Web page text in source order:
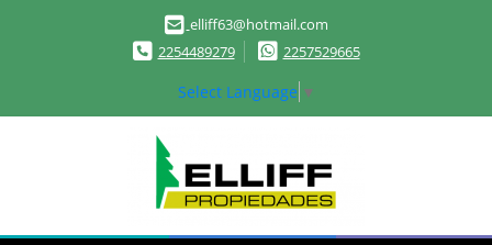
elliff63@hotmail.com
2254489279
2257529665
Select Language ▼